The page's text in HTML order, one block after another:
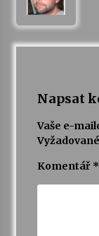
Napsat
Vaše e-
Komentář *